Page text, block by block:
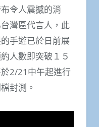
令人震撼的消
灣區代言人，此
手遊已於日前展
人數即突破１５
2/21中午起進行
封測。